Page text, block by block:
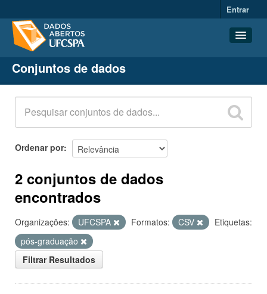
Entrar
Conjuntos de dados
Organizações
Grupos
Sobre
Conjuntos de dados
Ordenar por
2 conjuntos de dados
encontrados
Organizações: UFCSPA Formatos: CSV
Etiquetas:
pós-graduação
Filtrar Resultados